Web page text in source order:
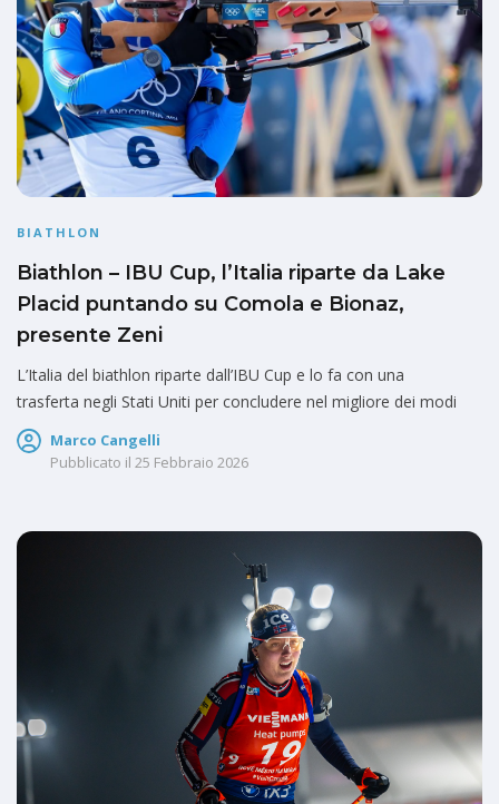
BIATHLON
Biathlon – IBU Cup, l’Italia riparte da Lake
Placid puntando su Comola e Bionaz,
presente Zeni
L’Italia del biathlon riparte dall’IBU Cup e lo fa con una
trasferta negli Stati Uniti per concludere nel migliore dei modi
Marco Cangelli
Pubblicato il 25 Febbraio 2026